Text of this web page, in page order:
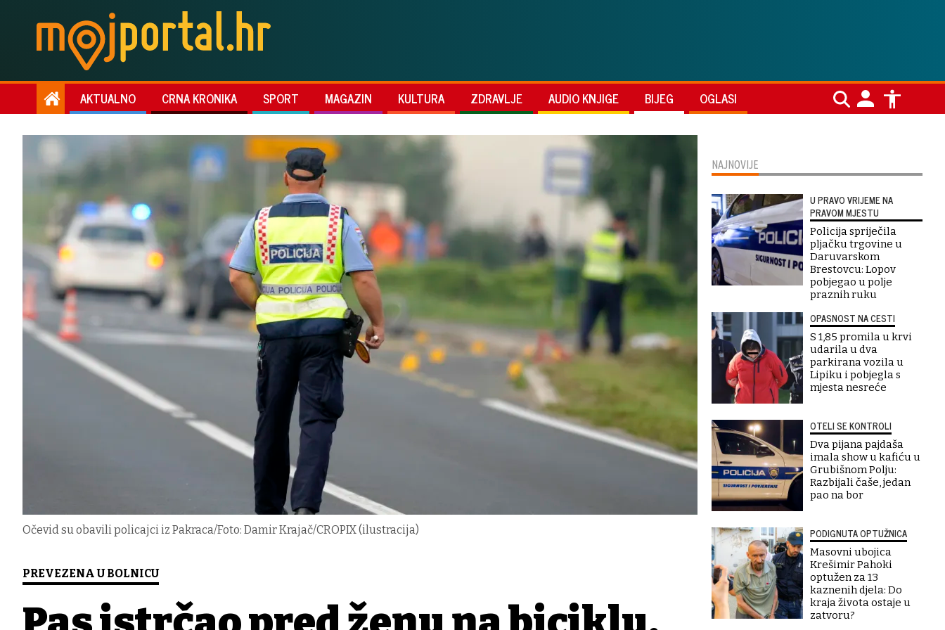
AKTUALNO CRNA KRONIKA SPORT MAGAZIN KULTURA ZDRAVLJE AUDIO KNJIGE BIJEG OGLASI
Očevid su obavili policajci iz Pakraca/Foto: Damir Krajač/CROPIX (ilustracija)
PREVEZENA U BOLNICU
NAJNOVIJE
U PRAVO VRIJEME NA
PRAVOM MJESTU
Policija spriječila
pljačku trgovine u
Daruvarskom
Brestovcu: Lopov
pobjegao u polje
praznih ruku
OPASNOST NA CESTI
S 1,85 promila u krvi
udarila u dva
parkirana vozila u
Lipiku i pobjegla s
mjesta nesreće
OTELI SE KONTROLI
Dva pijana pajdaša
imala show u kafiću u
Grubišnom Polju:
Razbijali čaše, jedan
pao na bor
PODIGNUTA OPTUŽNICA
Masovni ubojica
Krešimir Pahoki
optužen za 13
kaznenih djela: Do
kraja života ostaje u
zatvoru?